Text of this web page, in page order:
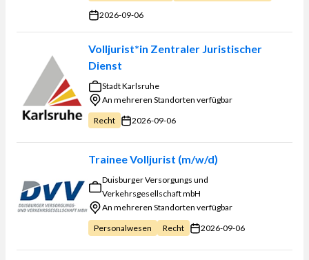
2026-09-06
Volljurist*in Zentraler Juristischer
Dienst
Stadt Karlsruhe
An mehreren Standorten verfügbar
Recht
2026-09-06
Trainee Volljurist (m/w/d)
Duisburger Versorgungs und
Verkehrsgesellschaft mbH
An mehreren Standorten verfügbar
Personalwesen
Recht 2026-09-06